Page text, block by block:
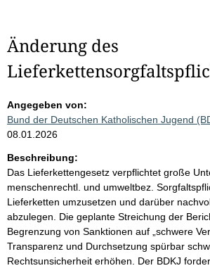
Änderung des
Angegeben von:
Bund der Deutschen Katholischen Jugend
08.01.2026
Beschreibung:
Das Lieferkettengesetz verpflichtet große
menschenrechtl. und umweltbez.
Lieferketten umzusetzen und darüber
abzulegen. Die geplante Streichung der
Begrenzung von Sanktionen auf „schwere
Transparenz und Durchsetzung spürbar
Rechtsunsicherheit erhöhen. Der BDKJ